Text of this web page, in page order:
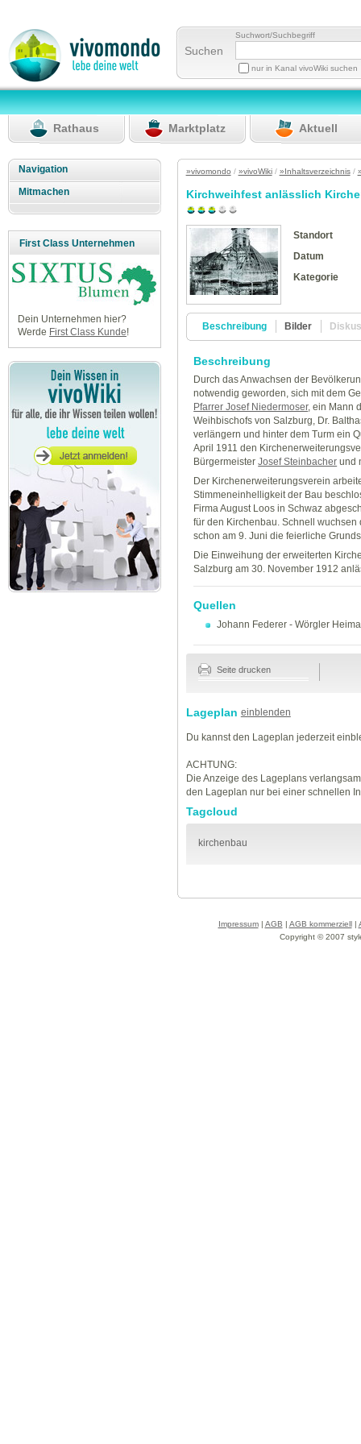
Suchen
Suchwort/Suchbegriff
nur in Kanal vivoWiki suchen
Rathaus Marktplatz Aktuell
Navigation
Mitmachen
First Class Unternehmen
Dein Unternehmen hier?
Werde First Class Kunde!
»vivomondo / »vivoWiki/ »Inhaltsverzeichnis/
Kirchweihfest anlässlich
Standort
Datum
Kategorie
Beschreibung Bilder
Beschreibung
Durch das Anwachsen der
notwendig geworden, sich mit dem
Pfarrer Josef Niedermoser, ein Mann
Weihbischofs von Salzburg, Dr.
verlängern und hinter dem Turm ein
April 1911 den
BürgermeisterJosef Steinbacher und
Der Kirchenerweiterungsverein
Stimmeneinhelligkeit der Bau
Firma August Loos in Schwaz
für den Kirchenbau. Schnell
schon am 9. Juni die feierliche
Die Einweihung der erweiterten
Salzburg am 30. November 1912
Quellen
Johann Federer -Wörgler
Seite drucken
Lageplan einblenden
Du kannst den Lageplan jederzeit
ACHTUNG:
Die Anzeige des Lageplans
den Lageplan nur bei einer schnellen
Tagcloud
kirchenbau
Impressum| AGB AGB kommerziell
Copyright © 2007